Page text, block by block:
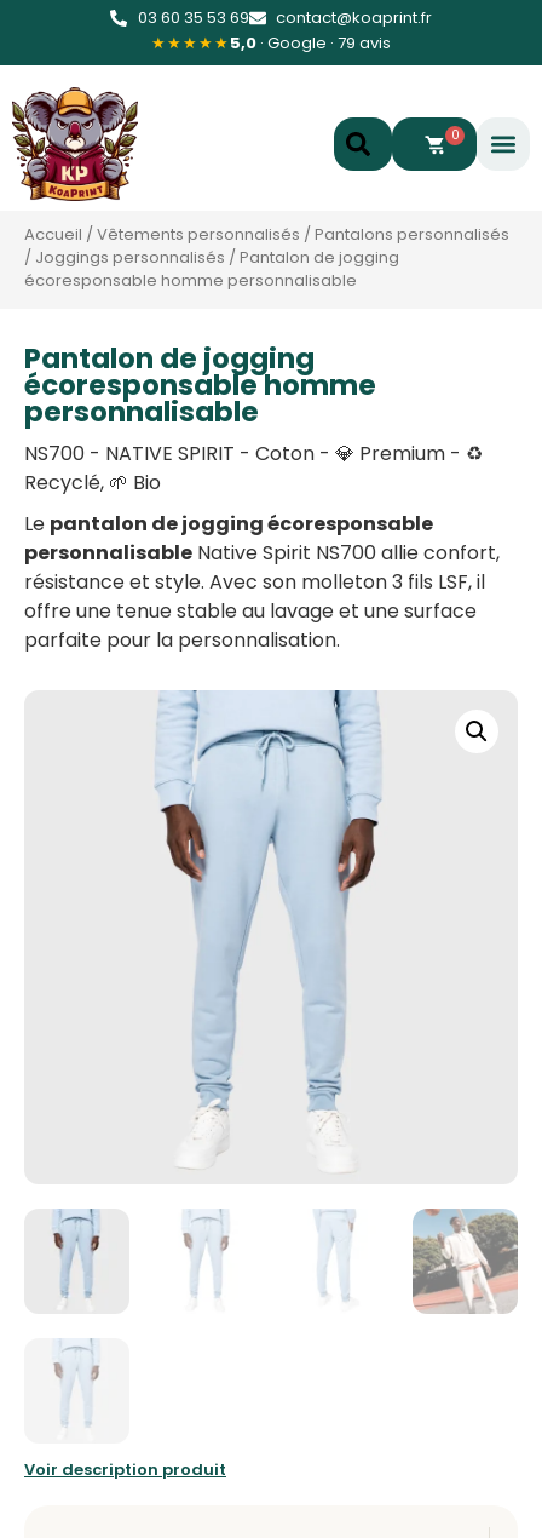
03 60 35 53 69
contact@koaprint.fr
★★★★★5,0 · Google · 79 avis
0
Accueil /Vêtements personnalisés /Pantalons personnalisés
/ Joggings personnalisés /Pantalon de jogging
écoresponsable homme personnalisable
Pantalon de jogging
écoresponsable homme
personnalisable
NS700 - NATIVE SPIRIT - Coton - 💎 Premium - ♻️
Recyclé, 🌱 Bio
Le pantalon de jogging écoresponsable
personnalisable Native Spirit NS700 allie confort,
résistance et style. Avec son molleton 3 fils LSF, il
offre une tenue stable au lavage et une surface
parfaite pour la personnalisation.
Voir description produit